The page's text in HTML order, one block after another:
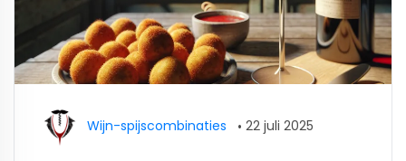
Wijn-spijscombinaties • 22 juli 2025